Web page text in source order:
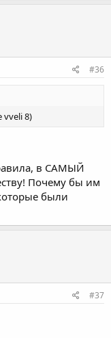
и
#36
vveli 8)
в САМЫЙ
Почему бы им
были
#37